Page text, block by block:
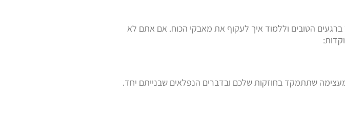
הטובים וללמוד איך לעקוף את מאבקי הכוח. אם אתם לא
שתתמקד בחוזקות שלכם ובדברים הנפלאים שבנייתם יחד.